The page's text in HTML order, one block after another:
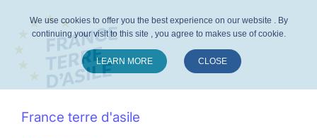
France terre d'asile
We use cookies to offer you the best experience on our website . By
continuing your visit to this site , you agree to makes use of cookie.
LEARN MORE CLOSE